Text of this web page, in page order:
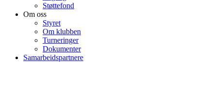
Støttefond
Om oss
Styret
Om klubben
Turneringer
Dokumenter
Samarbeidspartnere